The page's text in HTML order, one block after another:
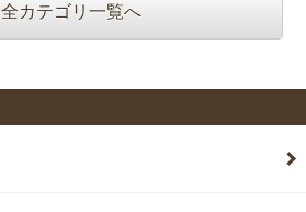
全カテゴリ一覧へ